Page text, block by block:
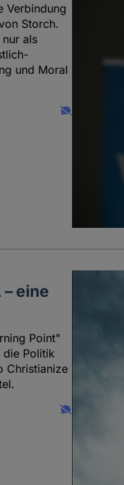
Verbindung
Storch.
als
und Moral
eine
Point"
Politik
Christianize